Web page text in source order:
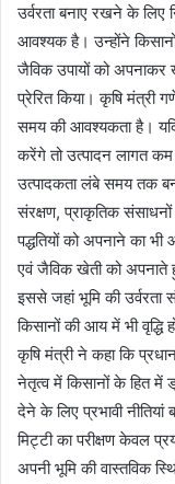
उर्वरता बनाए रखने के लिए
आवश्यक है। उन्होंने
जैविक उपायों को
प्रेरित किया। कृषि मंत्री
समय की आवश्यकता है। यदि
करेंगे तो उत्पादन लागत कम
उत्पादकता लंबे समय तक
संरक्षण, प्राकृतिक
पद्धतियों को अपनाने का भी
एवं जैविक खेती को अपनाते
इससे जहां भूमि की उर्वरता
किसानों की आय में भी वृद्धि
कृषि मंत्री ने कहा कि
नेतृत्व में किसानों के हित में
देने के लिए प्रभावी
मिट्टी का परीक्षण केवल
अपनी भूमि की वास्तविक